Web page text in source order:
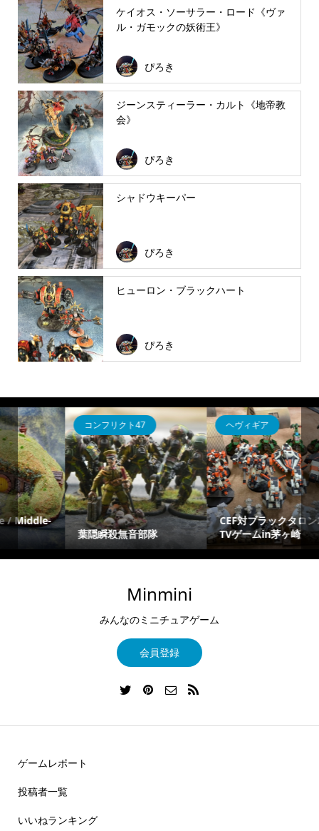
ケイオス・ソーサラー・ロード《ヴァ
ル・ガモックの妖術王》
ぴろき
ジーンスティーラー・カルト《地帝教
会》
ぴろき
シャドウキーパー
ぴろき
ヒューロン・ブラックハート
ぴろき
ヘヴィギア
CEF対ブラックタロン250
TVゲームin茅ヶ崎
ウォーハンマー40K
ポックスウォーカー
Minmini
みんなのミニチュアゲーム
会員登録
ゲームレポート
投稿者一覧
いいねランキング